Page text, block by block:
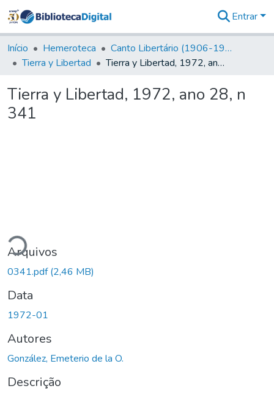
&
Coleções
Tudo na
Digital
Entrar
Início Hemeroteca
Canto Libertário (1906-1995)
Tierra y Libertad
Tierra y Libertad, 1972, ano 28, n 341
Tierra y Libertad, 1972, ano 28, n
341
Arquivos
0341.pdf(2,46 MB)
Data
1972-01
Autores
González, Emeterio de la O.
Descrição